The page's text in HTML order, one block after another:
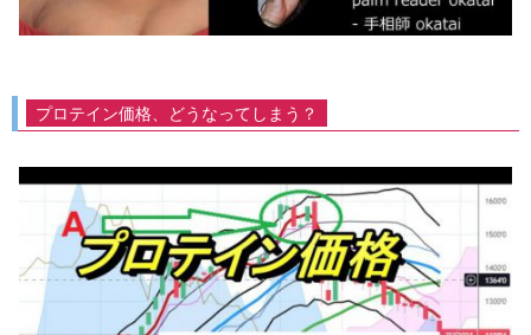
プロテイン価格、どうなってしまう？